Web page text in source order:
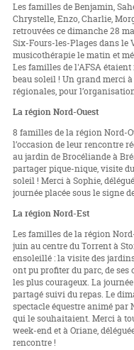
Les familles de Benjamin,
Chrystelle, Enzo, Charlie,
retrouvées ce dimanche 28
Six-Fours-les-Plages dans le
musicothérapie le matin et
Les familles de l'AFSA
beau soleil ! Un grand merci
régionales, pour
La région Nord-Ouest
8 familles de la région Nord-
l’occasion de leur rencontre
au jardin de Brocéliande à
partager pique-nique, visite
soleil ! Merci à Sophie,
journée placée sous le signe
La région Nord-Est
Les familles de la région
juin au centre du Torrent à
ensoleillé : la visite des
ont pu profiter du parc, de
les plus courageux. La
partagé suivi du repas. Le
spectacle équestre animé par
qui le souhaitaient. Merci à
week-end et à Oriane,
rencontre !